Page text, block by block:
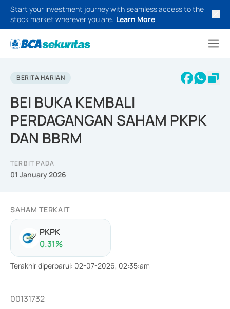
Start your investment journey with seamless access to the
stock market wherever you are. Learn More
BERITA HARIAN
BEI BUKA KEMBALI
PERDAGANGAN SAHAM PKPK
DAN BBRM
TERBIT PADA
01 January 2026
SAHAM TERKAIT
PKPK
0.31%
Terakhir diperbarui: 02-07-2026, 02:35:am
00131732